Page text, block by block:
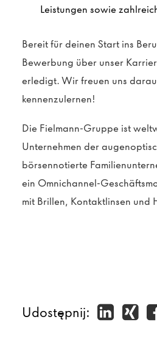
Leistungen sowie
Bereit für deinen Start ins
Bewerbung über unser
erledigt. Wir freuen uns
kennenzulernen!
Die Fielmann-Gruppe ist
Unternehmen der
börsennotierte
ein Omnichannel-
mit Brillen, Kontaktlinsen und
Udostępnij: